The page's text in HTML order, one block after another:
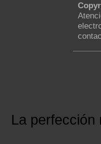
La perfección